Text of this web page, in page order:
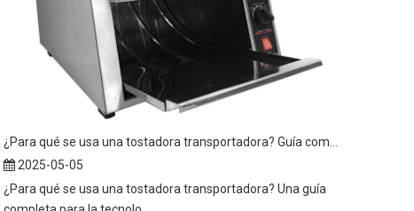
¿Para qué se usa una tostadora transportadora? Guía completa de máquinas transportadoras tostadoras
2025-05-05
¿Para qué se usa una tostadora transportadora? Una guía